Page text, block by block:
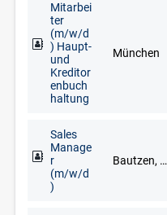
Mitarbei
ter
(m/w/d
) Haupt-
und
Kreditor
enbuch
haltung
München
Sales
Manage
r
(m/w/d
)
Bautzen, Chemnitz, Dresden, Freiberg, Gera, Görlitz, Meißen, Mittweida, Pirna, Plauen, Zwickau